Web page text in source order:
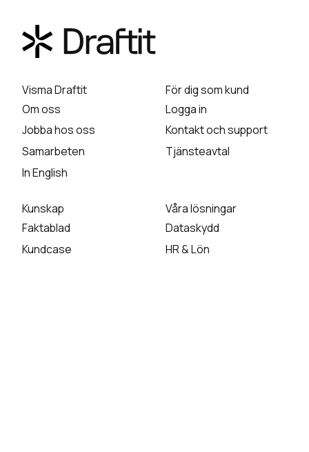
Visma Draftit
Om oss
Jobba hos oss
Samarbeten
In English
För dig som kund
Logga in
Kontakt och support
Tjänsteavtal
Kunskap
Faktablad
Kundcase
Våra lösningar
Dataskydd
HR & Lön